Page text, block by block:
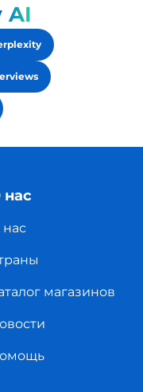
AI
магазинов